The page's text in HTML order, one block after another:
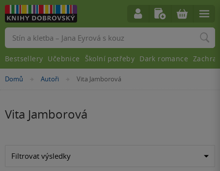
Nacházíte
Domů »Autoři »
Vita Jamborová
Vita Jamborová
Filtrovat výsledky
Vyhledávání
Bestsellery Učebnice Školní potřeby Dark romance